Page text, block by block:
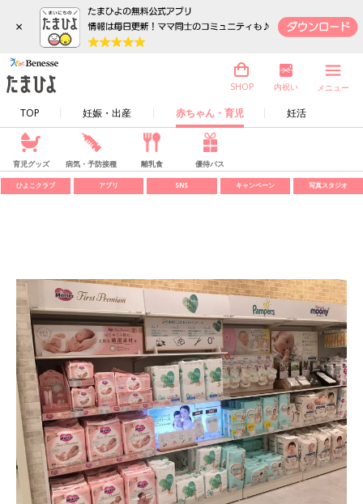
×
TOP 妊娠・出産 赤ちゃん・育児 妊活
SHOP 内祝い メニュー
育児グッズ 病気・予防接種 離乳食 優待パス
ひよこクラブ アプリ SNS キャンペーン 写真スタジオ